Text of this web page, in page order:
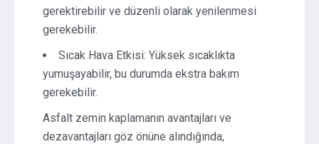
gerektirebilir ve düzenli olarak yenilenmesi
gerekebilir.
Sıcak Hava Etkisi: Yüksek sıcaklıkta
yumuşayabilir, bu durumda ekstra bakım
gerekebilir.
Asfalt zemin kaplamanın avantajları ve
dezavantajları göz önüne alındığında,